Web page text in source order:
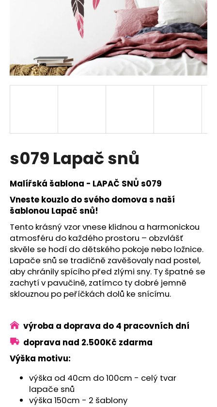
s079 Lapač snů
Malířská šablona - LAPAČ SNŮ s079
Vneste kouzlo do svého domova s naší
šablonou Lapač snů!
Tento krásný vzor vnese klidnou a harmonickou
atmosféru do každého prostoru – obzvlášť
skvěle se hodí do dětského pokoje nebo ložnice.
Lapače snů se tradičně zavěšovaly nad postel,
aby chránily spícího před zlými sny. Ty špatné se
zachytí v pavučině, zatímco ty dobré jemně
sklouznou po peříčkách dolů ke snícímu.
výroba a doprava do 4 pracovních dní
doprava nad 2.500Kč zdarma
Výška motivu:
výška od 40cm do 100cm - celý tvar
lapače snů
výška 150cm - 2 šablony
?
D
o
o
r
u
u
j
e
m
e
240
Kč